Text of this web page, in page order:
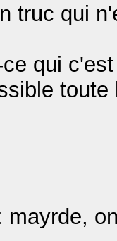
truc qui
qui
mayrde,